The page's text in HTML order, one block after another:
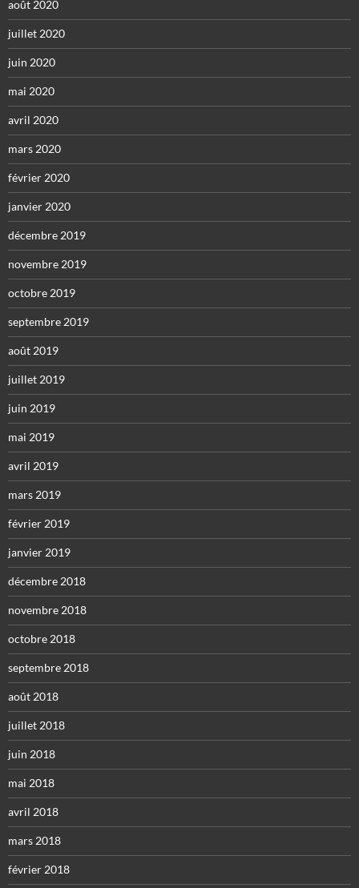
août 2020
juillet 2020
juin 2020
mai 2020
avril 2020
mars 2020
février 2020
janvier 2020
décembre 2019
novembre 2019
octobre 2019
septembre 2019
août 2019
juillet 2019
juin 2019
mai 2019
avril 2019
mars 2019
février 2019
janvier 2019
décembre 2018
novembre 2018
octobre 2018
septembre 2018
août 2018
juillet 2018
juin 2018
mai 2018
avril 2018
mars 2018
février 2018